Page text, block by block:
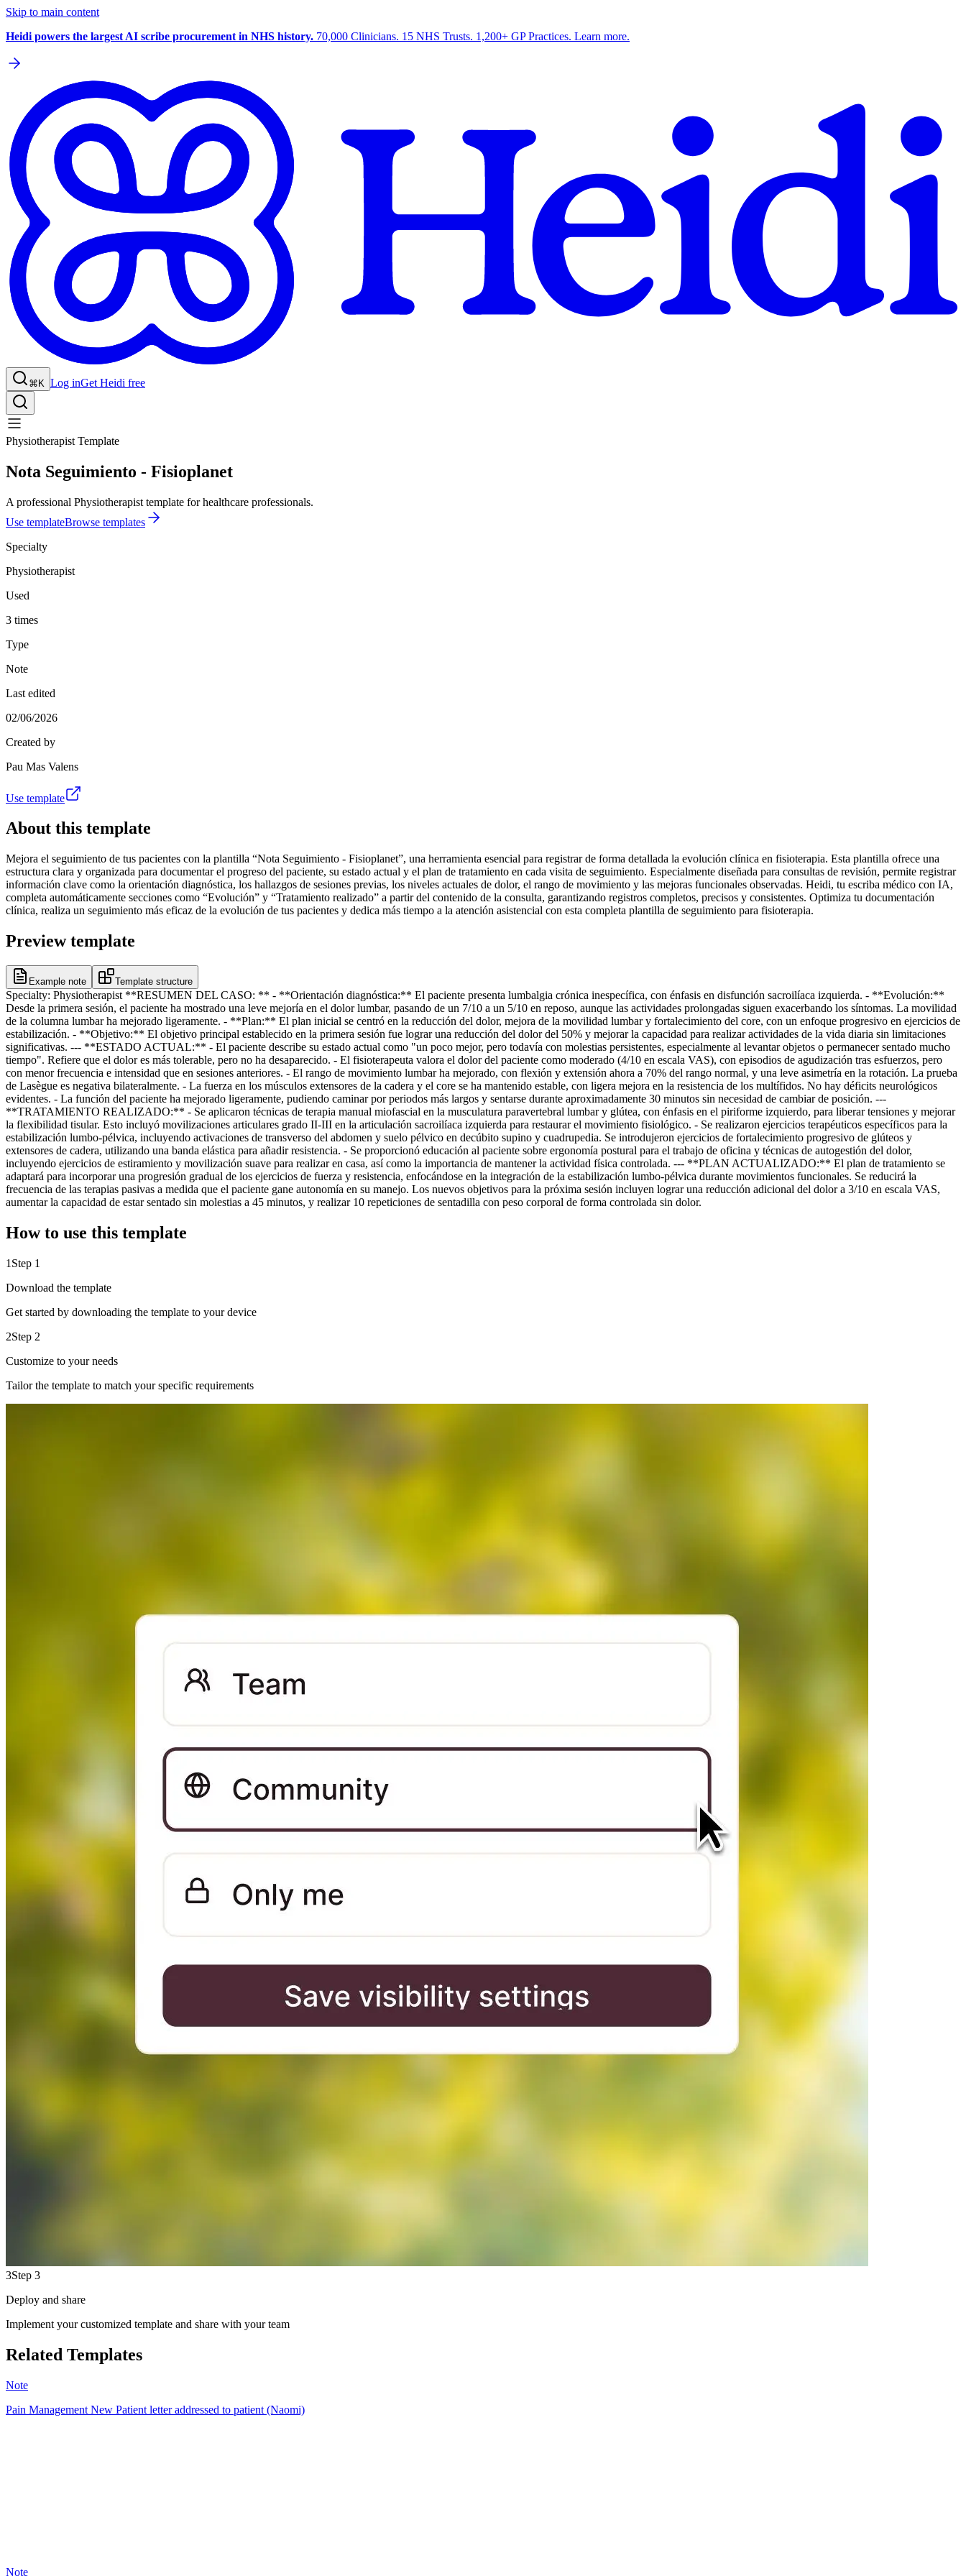
Skip to main content
Heidi powers the largest AI scribe procurement in NHS history. 70,000 Clinicians. 15 NHS Trusts. 1,200+ GP Practices. Learn more.
⌘K Log inGet Heidi free
Physiotherapist Template
Nota Seguimiento - Fisioplanet
A professional Physiotherapist template for healthcare professionals.
Use templateBrowse templates
Specialty
Physiotherapist
Used
3 times
Type
Note
Last edited
02/06/2026
Created by
Pau Mas Valens
Use template
About this template
Mejora el seguimiento de tus pacientes con la plantilla “Nota Seguimiento - Fisioplanet”, una herramienta esencial para registrar de forma detallada la evolución clínica en fisioterapia. Esta plantilla ofrece una
estructura clara y organizada para documentar el progreso del paciente, su estado actual y el plan de tratamiento en cada visita de seguimiento. Especialmente diseñada para consultas de revisión, permite registrar
información clave como la orientación diagnóstica, los hallazgos de sesiones previas, los niveles actuales de dolor, el rango de movimiento y las mejoras funcionales observadas. Heidi, tu escriba médico con IA,
completa automáticamente secciones como “Evolución” y “Tratamiento realizado” a partir del contenido de la consulta, garantizando registros completos, precisos y consistentes. Optimiza tu documentación
clínica, realiza un seguimiento más eficaz de la evolución de tus pacientes y dedica más tiempo a la atención asistencial con esta completa plantilla de seguimiento para fisioterapia.
Preview template
Example note Template structure
Specialty: Physiotherapist **RESUMEN DEL CASO: ** - **Orientación diagnóstica:** El paciente presenta lumbalgia crónica inespecífica, con énfasis en disfunción sacroilíaca izquierda. - **Evolución:**
Desde la primera sesión, el paciente ha mostrado una leve mejoría en el dolor lumbar, pasando de un 7/10 a un 5/10 en reposo, aunque las actividades prolongadas siguen exacerbando los síntomas. La movilidad
de la columna lumbar ha mejorado ligeramente. - **Plan:** El plan inicial se centró en la reducción del dolor, mejora de la movilidad lumbar y fortalecimiento del core, con un enfoque progresivo en ejercicios de
estabilización. - **Objetivo:** El objetivo principal establecido en la primera sesión fue lograr una reducción del dolor del 50% y mejorar la capacidad para realizar actividades de la vida diaria sin limitaciones
significativas. --- **ESTADO ACTUAL:** - El paciente describe su estado actual como "un poco mejor, pero todavía con molestias persistentes, especialmente al levantar objetos o permanecer sentado mucho
tiempo". Refiere que el dolor es más tolerable, pero no ha desaparecido. - El fisioterapeuta valora el dolor del paciente como moderado (4/10 en escala VAS), con episodios de agudización tras esfuerzos, pero
con menor frecuencia e intensidad que en sesiones anteriores. - El rango de movimiento lumbar ha mejorado, con flexión y extensión ahora a 70% del rango normal, y una leve asimetría en la rotación. La prueba
de Lasègue es negativa bilateralmente. - La fuerza en los músculos extensores de la cadera y el core se ha mantenido estable, con ligera mejora en la resistencia de los multífidos. No hay déficits neurológicos
evidentes. - La función del paciente ha mejorado ligeramente, pudiendo caminar por periodos más largos y sentarse durante aproximadamente 30 minutos sin necesidad de cambiar de posición. ---
**TRATAMIENTO REALIZADO:** - Se aplicaron técnicas de terapia manual miofascial en la musculatura paravertebral lumbar y glútea, con énfasis en el piriforme izquierdo, para liberar tensiones y mejorar
la flexibilidad tisular. Esto incluyó movilizaciones articulares grado II-III en la articulación sacroilíaca izquierda para restaurar el movimiento fisiológico. - Se realizaron ejercicios terapéuticos específicos para la
estabilización lumbo-pélvica, incluyendo activaciones de transverso del abdomen y suelo pélvico en decúbito supino y cuadrupedia. Se introdujeron ejercicios de fortalecimiento progresivo de glúteos y
extensores de cadera, utilizando una banda elástica para añadir resistencia. - Se proporcionó educación al paciente sobre ergonomía postural para el trabajo de oficina y técnicas de autogestión del dolor,
incluyendo ejercicios de estiramiento y movilización suave para realizar en casa, así como la importancia de mantener la actividad física controlada. --- **PLAN ACTUALIZADO:** El plan de tratamiento se
adaptará para incorporar una progresión gradual de los ejercicios de fuerza y resistencia, enfocándose en la integración de la estabilización lumbo-pélvica durante movimientos funcionales. Se reducirá la
frecuencia de las terapias pasivas a medida que el paciente gane autonomía en su manejo. Los nuevos objetivos para la próxima sesión incluyen lograr una reducción adicional del dolor a 3/10 en escala VAS,
aumentar la capacidad de estar sentado sin molestias a 45 minutos, y realizar 10 repeticiones de sentadilla con peso corporal de forma controlada sin dolor.
How to use this template
1 Step 1
Download the template
Get started by downloading the template to your device
2Step 2
Customize to your needs
Tailor the template to match your specific requirements
3Step 3
Deploy and share
Implement your customized template and share with your team
Related Templates
Note
Pain Management New Patient letter addressed to patient (Naomi)
Note